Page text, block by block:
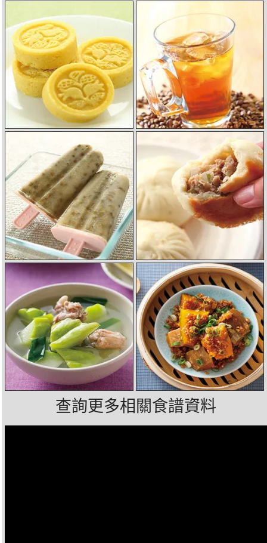
查詢更多相關食譜資料